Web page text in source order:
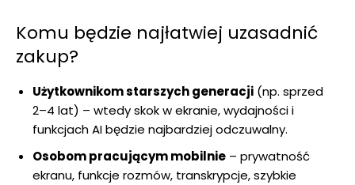
Komu będzie najłatwiej uzasadnić
zakup?
Użytkownikom starszych generacji (np. sprzed
2–4 lat) – wtedy skok w ekranie, wydajności i
funkcjach AI będzie najbardziej odczuwalny.
Osobom pracującym mobilnie – prywatność
ekranu, funkcje rozmów, transkrypcje, szybkie